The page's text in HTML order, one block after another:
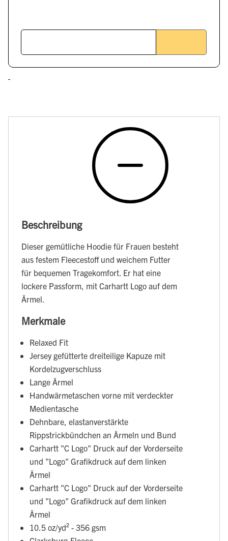
Beschreibung
Dieser gemütliche Hoodie für Frauen besteht
aus festem Fleecestoff und weichem Futter
für bequemen Tragekomfort. Er hat eine
lockere Passform, mit Carhartt Logo auf dem
Ärmel.
Merkmale
Relaxed Fit
Jersey gefütterte dreiteilige Kapuze mit
Kordelzugverschluss
Lange Ärmel
Handwärmetaschen vorne mit verdeckter
Medientasche
Dehnbare, elastanverstärkte
Rippstrickbündchen an Ärmeln und Bund
Carhartt "C Logo" Druck auf der Vorderseite
und "Logo" Grafikdruck auf dem linken
Ärmel
Carhartt "C Logo" Druck auf der Vorderseite
und "Logo" Grafikdruck auf dem linken
Ärmel
10.5 oz/yd² - 356 gsm